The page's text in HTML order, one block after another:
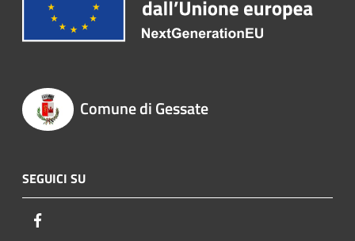
Comune di Gessate
SEGUICI SU